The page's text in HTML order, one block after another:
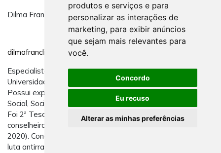
produtos e serviços e para
personalizar as interações de
marketing, para exibir anúncios
que sejam mais relevantes para
você.
Concordo
Eu recuso
Alterar as minhas preferências
Dilma Franclin (BA)
dilmafranclin@cfess.org.br
Especialista em Serviço Social e Seguridade Social pela
Universidade Católica de Ciências Econômicas da Bahia.
Possui experiência profissional na política de Assistência
Social, Sociojurídico e na área da docência em Serviço Social.
Foi 2ª Tesoureira do CRESS-BA (2014-2017). Foi também
conselheira presidenta da gestão do mesmo CRESS (2017-
2020). Concentra seus estudos e militância na defesa da
luta antirracista e de gênero.